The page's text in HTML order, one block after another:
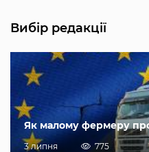
Вибір редакції
Як малому фермеру
3 липня 775